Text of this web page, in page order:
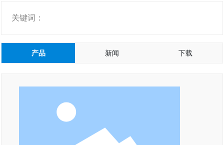
关键词：
产品 新闻 下载